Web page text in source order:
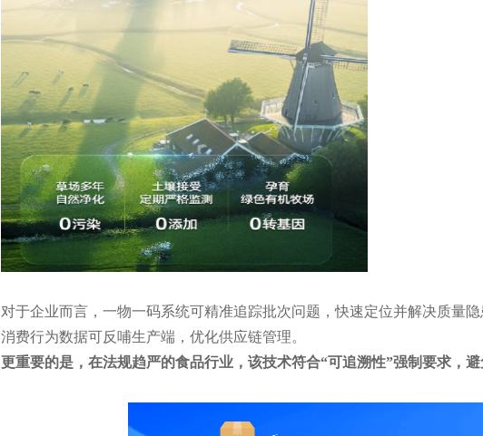
对于企业而言，一物一码系统可精准追踪批次问题，快速定位并解决质量
消费行为数据可反哺生产端，优化供应链管理。
更重要的是，在法规趋严的食品行业，该技术符合“可追溯性”强制要求，避